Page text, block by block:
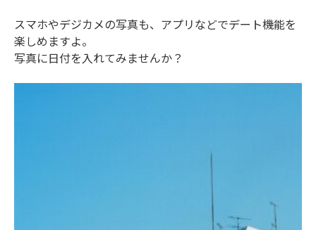
スマホやデジカメの写真も、アプリなどでデート機能を
楽しめますよ。
写真に日付を入れてみませんか？